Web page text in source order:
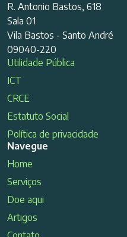
R. Antonio Bastos, 618
Sala 01
Vila Bastos - Santo André
09040-220
Utilidade Pública
ICT
CRCE
Estatuto Social
Política de privacidade
Navegue
Home
Serviços
Doe aqui
Artigos